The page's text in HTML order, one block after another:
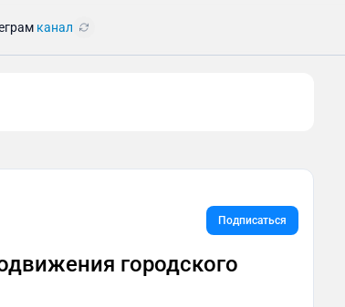
канал
Подписаться
городского